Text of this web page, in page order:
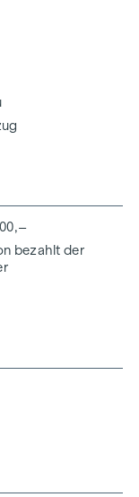
bezahlt der